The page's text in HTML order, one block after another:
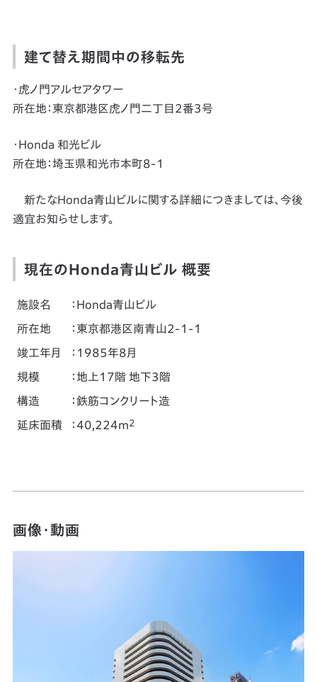
建て替え期間中の移転先
・虎ノ門アルセアタワー
所在地：東京都港区虎ノ門二丁目2番3号
・Honda 和光ビル
所在地：埼玉県和光市本町8-1
新たなHonda青山ビルに関する詳細につきましては、今後
適宜お知らせします。
現在のHonda青山ビル 概要
施設名 ：Honda青山ビル
所在地 ：東京都港区南青山2-1-1
竣工年月 ：1985年8月
規模 ：地上17階 地下3階
構造 ：鉄筋コンクリート造
延床面積 ：40,224m2
画像・動画